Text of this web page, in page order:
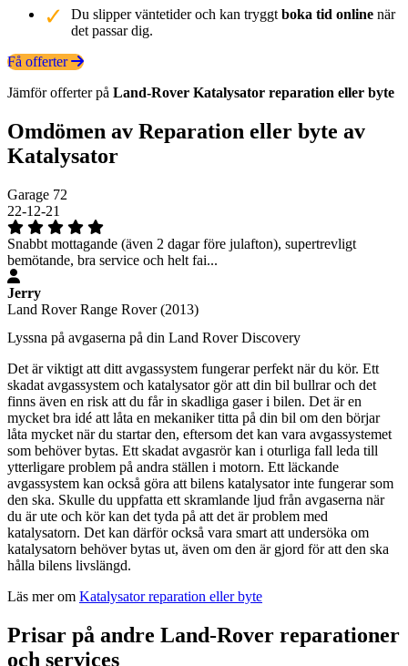
Du slipper väntetider och kan tryggt boka tid online när
det passar dig.
Få offerter
Jämför offerter på Land-Rover Katalysator reparation eller byte
Omdömen av Reparation eller byte av
Katalysator
Garage 72
22-12-21
Snabbt mottagande (även 2 dagar före julafton), supertrevligt
bemötande, bra service och helt fai...
Jerry
Land Rover Range Rover (2013)
Lyssna på avgaserna på din Land Rover Discovery
Det är viktigt att ditt avgassystem fungerar perfekt när du kör. Ett
skadat avgassystem och katalysator gör att din bil bullrar och det
finns även en risk att du får in skadliga gaser i bilen. Det är en
mycket bra idé att låta en mekaniker titta på din bil om den börjar
låta mycket när du startar den, eftersom det kan vara avgassystemet
som behöver bytas. Ett skadat avgasrör kan i oturliga fall leda till
ytterligare problem på andra ställen i motorn. Ett läckande
avgassystem kan också göra att bilens katalysator inte fungerar som
den ska. Skulle du uppfatta ett skramlande ljud från avgaserna när
du är ute och kör kan det tyda på att det är problem med
katalysatorn. Det kan därför också vara smart att undersöka om
katalysatorn behöver bytas ut, även om den är gjord för att den ska
hålla bilens livslängd.
Läs mer om Katalysator reparation eller byte
Prisar på andre Land-Rover reparationer
och services